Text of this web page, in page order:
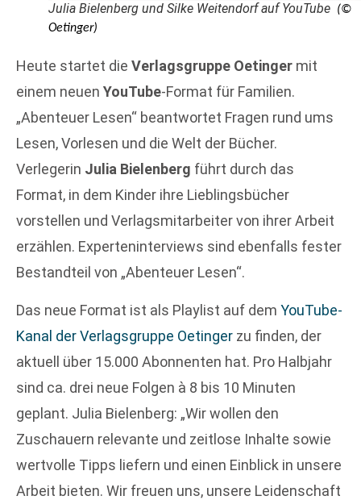
Julia Bielenberg und Silke Weitendorf auf YouTube (©
Oetinger)
Heute startet die Verlagsgruppe Oetinger mit
einem neuen YouTube-Format für Familien.
„Abenteuer Lesen“ beantwortet Fragen rund ums
Lesen, Vorlesen und die Welt der Bücher.
Verlegerin Julia Bielenberg führt durch das
Format, in dem Kinder ihre Lieblingsbücher
vorstellen und Verlagsmitarbeiter von ihrer Arbeit
erzählen. Experteninterviews sind ebenfalls fester
Bestandteil von „Abenteuer Lesen“.
Das neue Format ist als Playlist auf dem YouTube-
Kanal der Verlagsgruppe Oetinger zu finden, der
aktuell über 15.000 Abonnenten hat. Pro Halbjahr
sind ca. drei neue Folgen à 8 bis 10 Minuten
geplant. Julia Bielenberg: „Wir wollen den
Zuschauern relevante und zeitlose Inhalte sowie
wertvolle Tipps liefern und einen Einblick in unsere
Arbeit bieten. Wir freuen uns, unsere Leidenschaft